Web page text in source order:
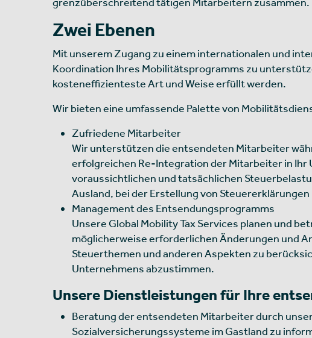
Zwei Ebenen
Mit unserem Zugang zu einem internationalen und
Koordination Ihres Mobilitätsprogramms zu
kosteneffizienteste Art und Weise erfüllt werden.
Wir bieten eine umfassende Palette von
Zufriedene Mitarbeiter
Wir unterstützen die entsendeten Mitarbeiter
erfolgreichen Re-Integration der Mitarbeiter in Ihr
voraussichtlichen und tatsächlichen
Ausland, bei der Erstellung von Steuererklärungen
Management des Entsendungsprogramms
Unsere Global Mobility Tax Services planen und
möglicherweise erforderlichen Änderungen und
Steuerthemen und anderen Aspekten zu
Unternehmens abzustimmen.
Unsere Dienstleistungen für Ihre
Beratung der entsendeten Mitarbeiter durch
Sozialversicherungssysteme im Gastland zu